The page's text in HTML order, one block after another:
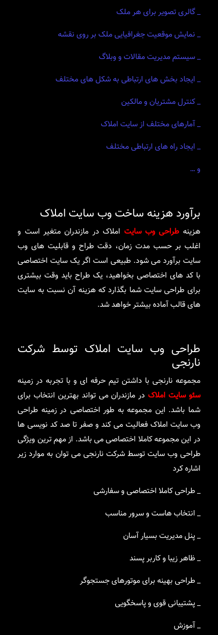
_ گالری تصویر برای هر ملک
_ نمایش موقعیت جغرافیایی ملک بر روی نقشه
_ سیستم مدیریت مقالات و وبلاگ
_ ایجاد بخش های ارتباطی به شکل های مختلف
_ کنترل مشتریان و مالکین
_ آمارهای مختلف از سایت املاک
_ ایجاد راه های ارتباطی مختلف
و …
برآورد هزینه ساخت وب سایت املاک
هزینه طراحی وب سایت املاک در مازندران متغیر است و
اغلب بر حسب مدت زمان، دقت طراح و قابلیت های وب
سایت برآورد می شود. طبیعی است اگر یک سایت اختصاصی
با کد های اختصاصی بخواهید، یک طراح باید وقت بیشتری
برای طراحی سایت شما بگذارد که هزینه آن نسبت به سایت
های قالب آماده بیشتر خواهد شد.
طراحی وب سایت املاک توسط شرکت
نارنجی
مجموعه نارنجی با داشتن تیم حرفه ای و با تجربه در زمینه
سئو سایت املاک در مازندران می تواند بهترین انتخاب برای
شما باشد. این مجموعه به طور اختصاصی در زمینه طراحی
وب سایت املاک فعالیت می کند و صفر تا صد کد نویسی ها
در این مجموعه کاملا اختصاصی می باشد. از مهم ترین ویژگی
طراحی وب سایت توسط شرکت نارنجی می توان به موارد زیر
اشاره کرد
_ طراحی کاملا اختصاصی و سفارشی
_ انتخاب هاست و سرور مناسب
_ پنل مدیریت بسیار آسان
_ ظاهر زیبا و کاربر پسند
_ طراحی بهینه برای موتورهای جستجوگر
_ پشتیبانی قوی و پاسخگویی
_ آموزش